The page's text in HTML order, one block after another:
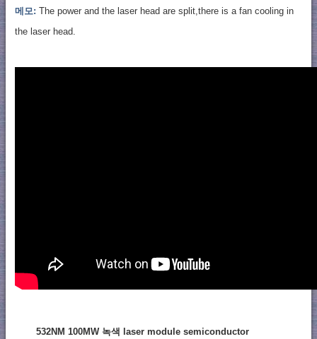
메모: The power and the laser head are split,there is a fan cooling in
the laser head.
532NM 100MW 녹색 laser module semiconductor